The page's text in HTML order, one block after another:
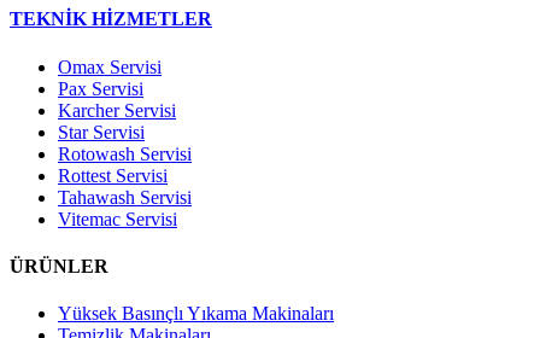
TEKNİK HİZMETLER
Omax Servisi
Pax Servisi
Karcher Servisi
Star Servisi
Rotowash Servisi
Rottest Servisi
Tahawash Servisi
Vitemac Servisi
ÜRÜNLER
Yüksek Basınçlı Yıkama Makinaları